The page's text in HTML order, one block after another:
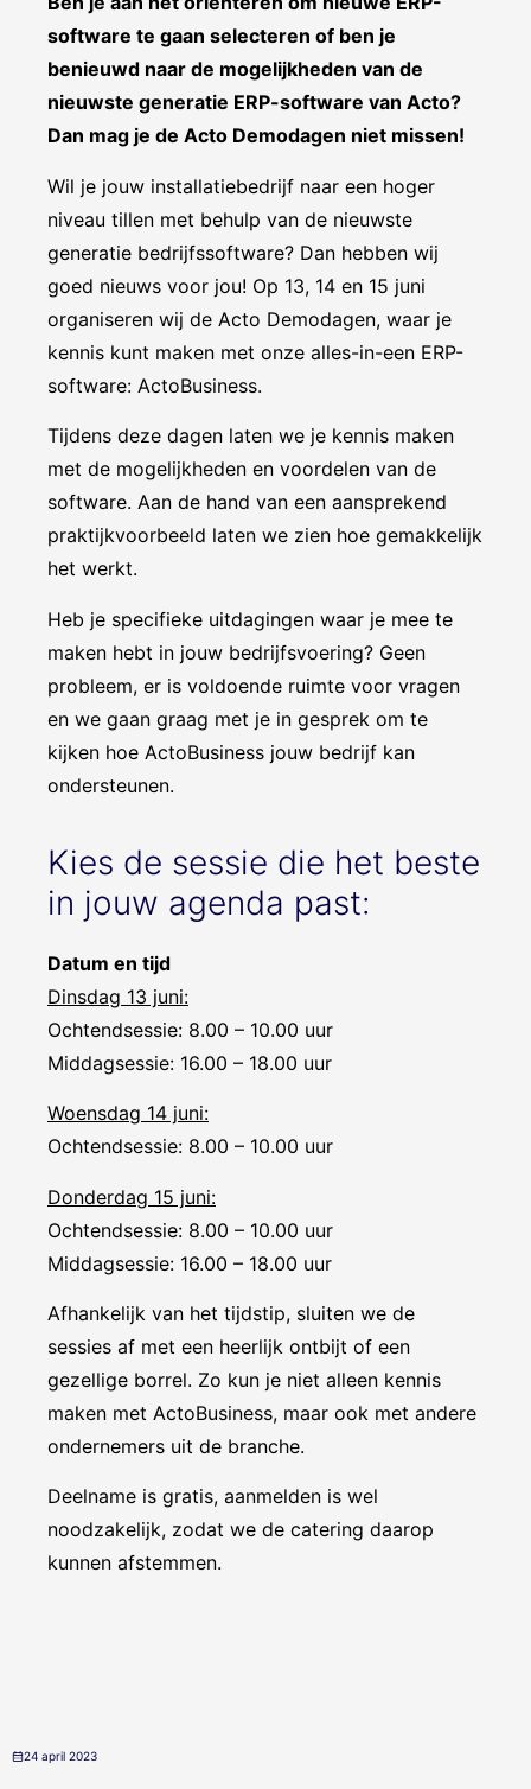
software te gaan selecteren of ben je
benieuwd naar de mogelijkheden van de
nieuwste generatie ERP-software van Acto?
Dan mag je de Acto Demodagen niet missen!
Wil je jouw installatiebedrijf naar een hoger
niveau tillen met behulp van de nieuwste
generatie bedrijfssoftware? Dan hebben wij
goed nieuws voor jou! Op 13, 14 en 15 juni
organiseren wij de Acto Demodagen, waar je
kennis kunt maken met onze alles-in-een ERP-
software: ActoBusiness.
Tijdens deze dagen laten we je kennis maken
met de mogelijkheden en voordelen van de
software. Aan de hand van een aansprekend
praktijkvoorbeeld laten we zien hoe gemakkelijk
het werkt.
Heb je specifieke uitdagingen waar je mee te
maken hebt in jouw bedrijfsvoering? Geen
probleem, er is voldoende ruimte voor vragen
en we gaan graag met je in gesprek om te
kijken hoe ActoBusiness jouw bedrijf kan
ondersteunen.
Kies de sessie die het beste
in jouw agenda past:
Datum en tijd
Dinsdag 13 juni:
Ochtendsessie: 8.00 – 10.00 uur
Middagsessie: 16.00 – 18.00 uur
Woensdag 14 juni:
Ochtendsessie: 8.00 – 10.00 uur
Donderdag 15 juni:
Ochtendsessie: 8.00 – 10.00 uur
Middagsessie: 16.00 – 18.00 uur
Afhankelijk van het tijdstip, sluiten we de
sessies af met een heerlijk ontbijt of een
gezellige borrel. Zo kun je niet alleen kennis
maken met ActoBusiness, maar ook met andere
ondernemers uit de branche.
Deelname is gratis, aanmelden is wel
noodzakelijk, zodat we de catering daarop
kunnen afstemmen.
24 april 2023